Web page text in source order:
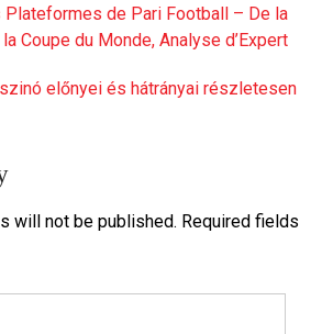
de Pari Football – De la
Coupe du Monde, Analyse d’Expert
előnyei és hátrányai részletesen
will not be published. Required fields